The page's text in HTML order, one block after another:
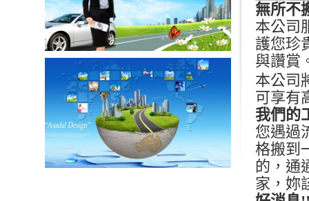
無所不
本公司
護您珍
與讚賞
本公司
可享有
我們的
您遇過
格搬到
的，通
家，妳